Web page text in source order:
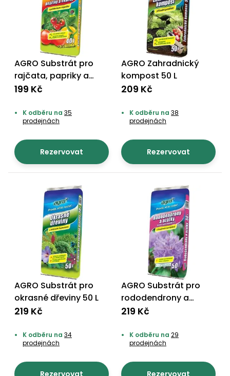
AGRO Substrát pro
rajčata, papriky a
okurky 40 + 5 l
199 Kč
K odběru na 35
prodejnách
Rezervovat
AGRO Zahradnický
kompost 50 L
209 Kč
K odběru na 38
prodejnách
Rezervovat
AGRO Substrát pro
okrasné dřeviny 50 L
219 Kč
K odběru na 34
prodejnách
AGRO Substrát pro
rododendrony a
azalky 50 L
219 Kč
K odběru na 29
prodejnách